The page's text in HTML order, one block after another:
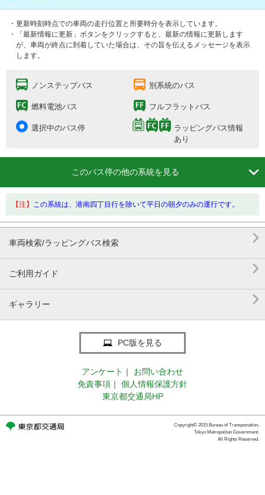
・更新時刻時点での車両の走行位置と所要時分を表示しています。
・「最新情報に更新」ボタンをクリックすると、最新の情報に更新します
が、車両が終点に到着していた場合は、その旨を伝えるメッセージを表示
します。
ノンステップバス 別系統のバス
燃料電池バス フルフラットバス
選択中のバス停
ラッピングバス情報
あり
このバス停の他の系統を見る 
【注】 この系統は、港南四丁目行を除いて平日の朝夕のみの運行です。
車両検索/ラッピングバス検索 
ご利用ガイド 
ギャラリー 
PC版を見る
アンケート ｜
お問い合わせ
免責事項 ｜
個人情報保護方針
東京都交通局HP
Copyright© 2015 Bureau of Transportation.
Tokyo Metropolitan Government.
All Rights Reserved.